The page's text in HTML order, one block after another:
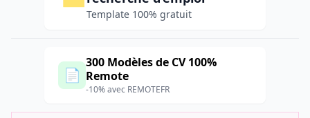
Template 100% gratuit
📄
300 Modèles de CV 100%
Remote
-10% avec REMOTEFR